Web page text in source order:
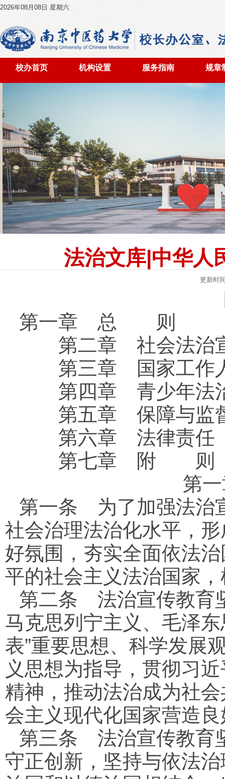
2026年08月08日 星期六
校办首页 机构设置 服务指南 规章
法治文库|中华人
更新时
第一章 总 则
第二章 社会法治
第三章 国家工作人
第四章 青少年法
第五章 保障与监
第六章 法律责任
第七章 附 则
第
第一条 为了加强法治
社会治理法治化水平，
好氛围，夯实全面依法
平的社会主义法治国家
第二条 法治宣传教育
马克思列宁主义、毛泽
表”重要思想、科学发展
义思想为指导，贯彻习
精神，推动法治成为社
会主义现代化国家营造
第三条 法治宣传教育
守正创新，坚持与依法